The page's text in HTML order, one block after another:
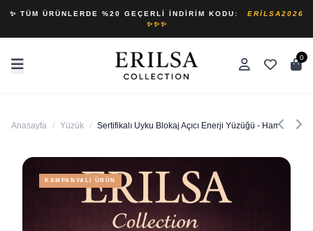
✨ TÜM ÜRÜNLERDE %20 GEÇERLI İNDIRIM KODU:
ERILSA2026
✨✨✨
0
Anasayfa / Yüzük / Sertifikalı Uyku Blokaj Açıcı Enerji Yüzüğü - Ham
KAMPANYALI ÜRÜN